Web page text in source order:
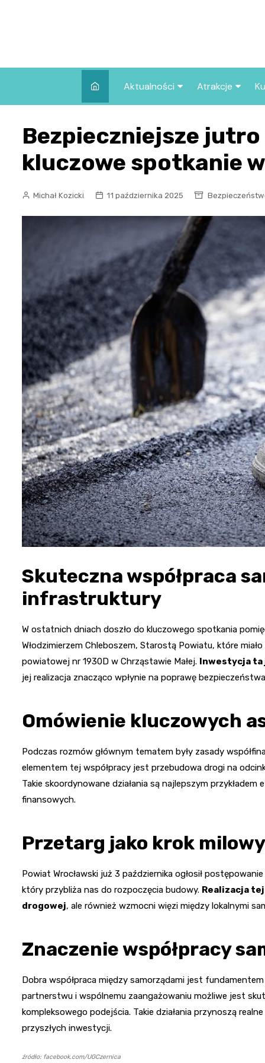
Aktualności
Wszystkie wpisy
Atrakcje
we Wrocławiu
Co warto
Wrocławiu?
Bezpieczniejsze jutro
kluczowe spotkanie
Michał Kozicki 11 października 2025
Skuteczna współpraca
infrastruktury
W ostatnich dniach doszło do kluczowego spotkania
Włodzimierzem Chleboszem, Starostą Powiatu, które
powiatowej nr 1930D w Chrząstawie Małej. Inwestycja ta
jej realizacja znacząco wpłynie na poprawę
Omówienie kluczowych
Podczas rozmów głównym tematem były zasady
elementem tej współpracy jest przebudowa drogi na
Takie skoordynowane działania są najlepszym
finansowych.
Przetarg jako krok
Powiat Wrocławski już 3 października ogłosił
który przybliża nas do rozpoczęcia budowy. Realizacja
drogowej, ale również wzmocni więzi między lokalnymi
Znaczenie współpracy
Dobra współpraca między samorządami jest
partnerstwu i wspólnemu zaangażowaniu możliwe jest
kompleksowego podejścia. Takie działania przynoszą
przyszłych inwestycji.
źródło: facebook.com/UGCzernica